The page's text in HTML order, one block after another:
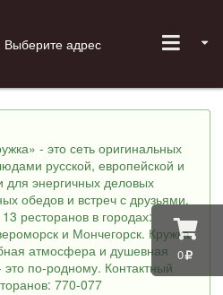
0
Выберите адрес
- это сеть оригинальных
русской, европейской и
для энергичных деловых
обедов и встреч с друзьями.
ресторанов в городах:
и Мончегорск. Кружка
атмосфера и душевная
это по-родному. Контактный
770-077